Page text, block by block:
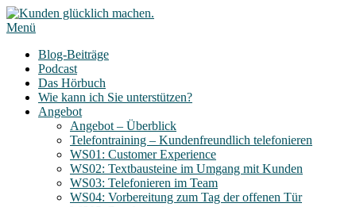
Menü
Blog-Beiträge
Podcast
Das Hörbuch
Wie kann ich Sie unterstützen?
Angebot
Angebot – Überblick
Telefontraining – Kundenfreundlich telefonieren
WS01: Customer Experience
WS02: Textbausteine im Umgang mit Kunden
WS03: Telefonieren im Team
WS04: Vorbereitung zum Tag der offenen Tür